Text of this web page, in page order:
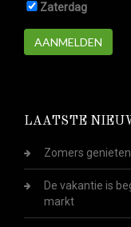
Zaterdag
AANMELDEN
LAATSTE
Zomers
De vakantie is
markt